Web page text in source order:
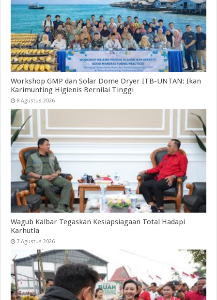
Workshop GMP dan Solar Dome Dryer ITB-UNTAN: Ikan
Karimunting Higienis Bernilai Tinggi
8 Agustus 2026
Wagub Kalbar Tegaskan Kesiapsiagaan Total Hadapi
Karhutla
7 Agustus 2026